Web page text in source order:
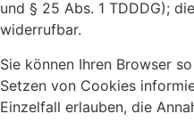
und § 25 Abs. 1 TDDDG);
widerrufbar.
Sie können Ihren Browser
Setzen von Cookies
Einzelfall erlauben, die